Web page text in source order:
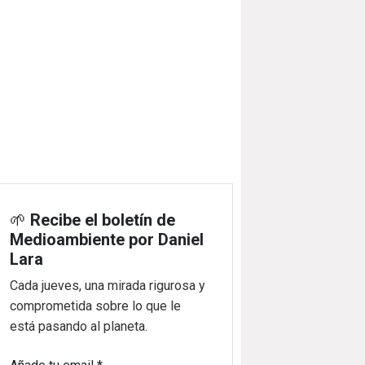
🌱 Recibe el boletín de
Medioambiente por Daniel
Lara
Cada jueves, una mirada rigurosa y
comprometida sobre lo que le
está pasando al planeta.